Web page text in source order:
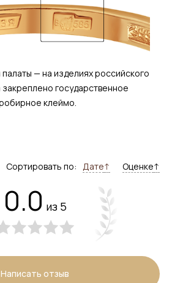
— на изделиях российского
государственное
клеймо.
Сортировать по: Дате↑ Оценке↑
0.0 из 5
Написать отзыв